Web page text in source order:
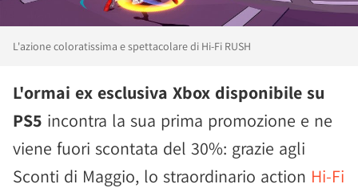
L'azione coloratissima e spettacolare di Hi-Fi RUSH
L'ormai ex esclusiva Xbox disponibile su
PS5 incontra la sua prima promozione e ne
viene fuori scontata del 30%: grazie agli
Sconti di Maggio, lo straordinario action Hi-Fi